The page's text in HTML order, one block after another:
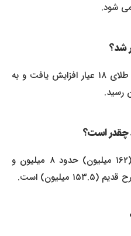
در بخش طلای ۱۸ عیار افزایش یافت و به
است؟
در حال حاضر سکه طرح جدید (۱۶۲ میلیون) حدود ۸ میلیون و